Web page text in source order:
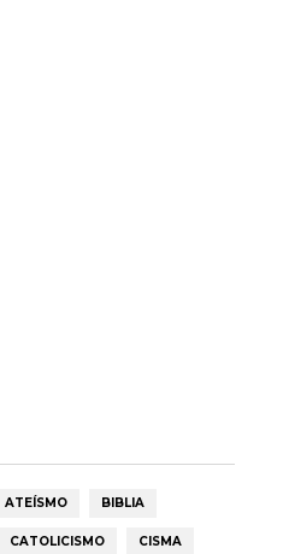
ATEÍSMO BIBLIA
CATOLICISMO CISMA